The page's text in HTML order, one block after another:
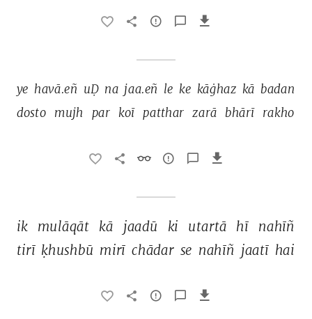
ye havā.eñ uḌ na jaa.eñ le ke kāġhaz kā badan
dosto
mujh par koī patthar zarā bhārī rakho
ik mulāqāt kā jaadū ki utartā hī
nahīñ
tirī ḳhushbū mirī chādar se nahīñ jaatī hai